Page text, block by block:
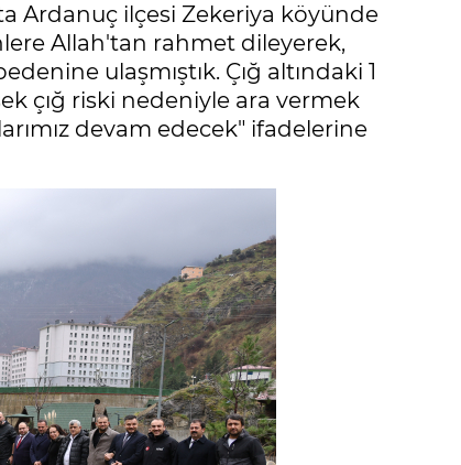
Ardanuç ilçesi Zekeriya köyünde
Allah'tan rahmet dileyerek,
ulaşmıştık. Çığ altındaki 1
çığ riski nedeniyle ara vermek
devam edecek" ifadelerine